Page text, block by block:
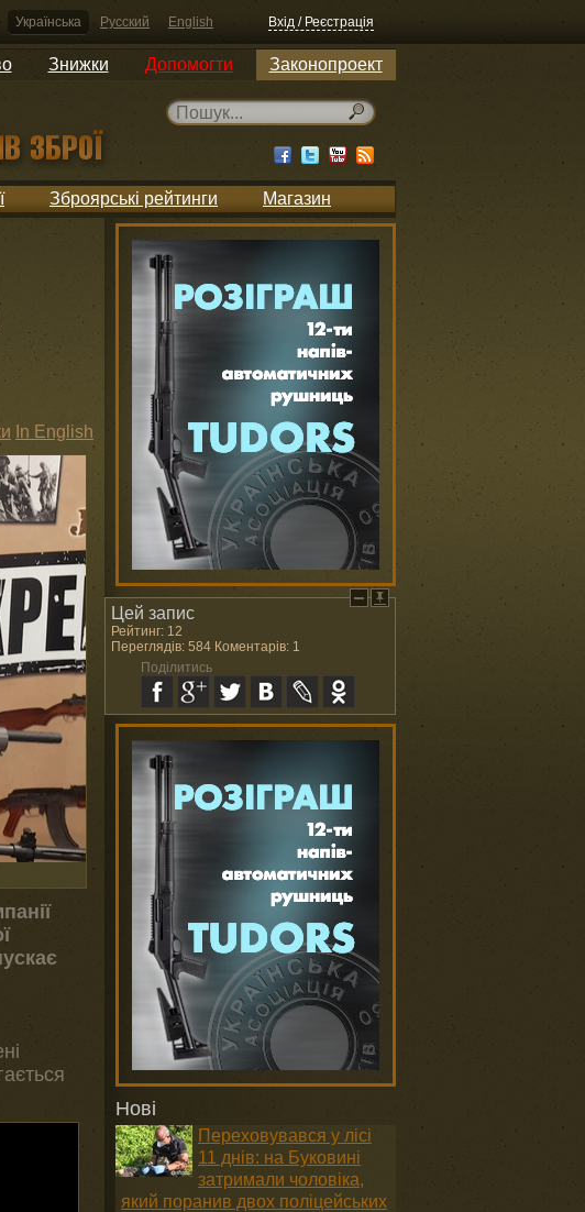
Українська Русский English Вхід / Реєстрація
Знижки Допомогти Законопроект
Зброярські рейтинги Магазин
In English
Нові
Переховувався у лісі
11 днів: на Буковині
затримали чоловіка,
який поранив двох поліцейських
Цей запис
Рейтинг: 12
Переглядів: 584 Коментарів: 1
Поділитись